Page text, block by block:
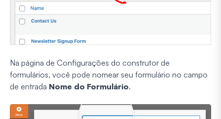
Na página de Configurações do construtor de
formulários, você pode nomear seu formulário no campo
de entrada Nome do Formulário.